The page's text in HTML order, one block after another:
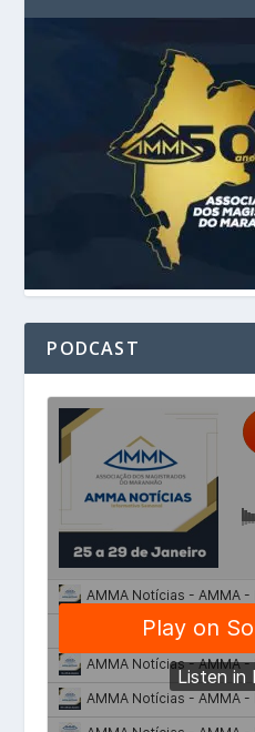
PODCAST